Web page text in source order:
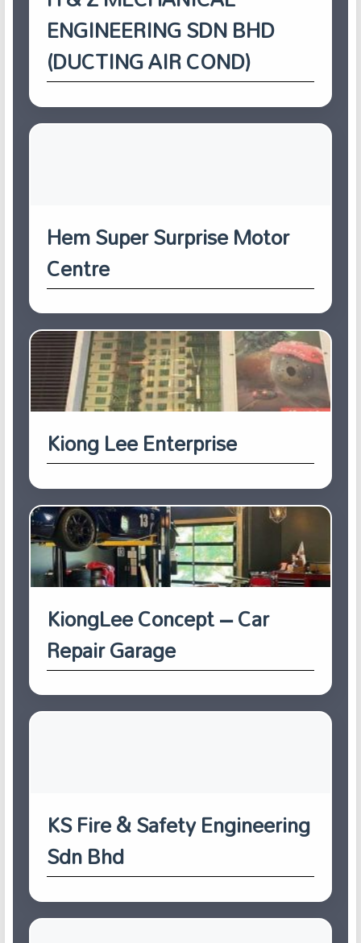
ENGINEERING SDN BHD
(DUCTING AIR COND)
Hem Super Surprise Motor
Centre
Kiong Lee Enterprise
KiongLee Concept – Car
Repair Garage
KS Fire & Safety Engineering
Sdn Bhd